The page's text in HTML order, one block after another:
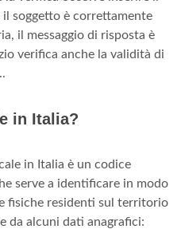
il soggetto è correttamente
il messaggio di risposta è
verifica anche la validità di
in Italia?
in Italia è un codice
serve a identificare in modo
fisiche residenti sul territorio
da alcuni dati anagrafici: